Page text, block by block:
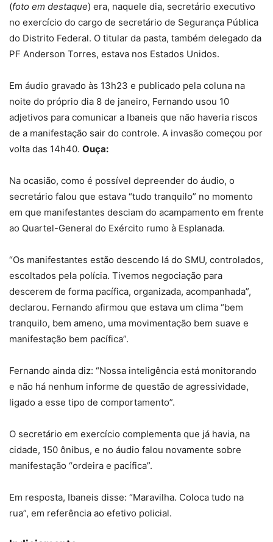
(foto em destaque) era, naquele dia, secretário executivo
no exercício do cargo de secretário de Segurança Pública
do Distrito Federal. O titular da pasta, também delegado da
PF Anderson Torres, estava nos Estados Unidos.
Em áudio gravado às 13h23 e publicado pela coluna na
noite do próprio dia 8 de janeiro, Fernando usou 10
adjetivos para comunicar a Ibaneis que não haveria riscos
de a manifestação sair do controle. A invasão começou por
volta das 14h40. Ouça:
Na ocasião, como é possível depreender do áudio, o
secretário falou que estava “tudo tranquilo” no momento
em que manifestantes desciam do acampamento em frente
ao Quartel-General do Exército rumo à Esplanada.
“Os manifestantes estão descendo lá do SMU, controlados,
escoltados pela polícia. Tivemos negociação para
descerem de forma pacífica, organizada, acompanhada”,
declarou. Fernando afirmou que estava um clima “bem
tranquilo, bem ameno, uma movimentação bem suave e
manifestação bem pacífica”.
Fernando ainda diz: “Nossa inteligência está monitorando
e não há nenhum informe de questão de agressividade,
ligado a esse tipo de comportamento”.
O secretário em exercício complementa que já havia, na
cidade, 150 ônibus, e no áudio falou novamente sobre
manifestação “ordeira e pacífica”.
Em resposta, Ibaneis disse: “Maravilha. Coloca tudo na
rua”, em referência ao efetivo policial.